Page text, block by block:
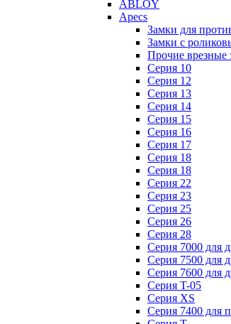
ABLOY
Apecs
Замки для
Замки с
Прочие врезные
Серия 10
Серия 12
Серия 13
Серия 14
Серия 15
Серия 16
Серия 17
Серия 18
Серия 18
Серия 22
Серия 23
Серия 25
Серия 26
Серия 28
Серия 7000 для
Серия 7500 для
Серия 7600 для
Серия T-05
Серия XS
Серия 7400 для